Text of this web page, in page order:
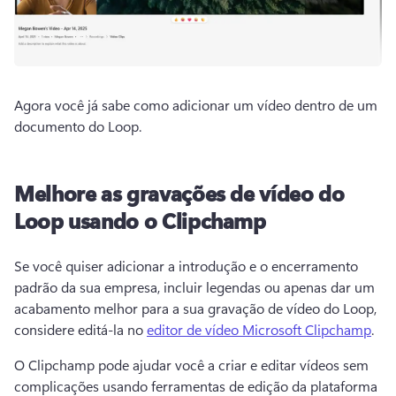
Agora você já sabe como adicionar um vídeo dentro de um
documento do Loop.
Melhore as gravações de vídeo do
Loop usando o Clipchamp
Se você quiser adicionar a introdução e o encerramento
padrão da sua empresa, incluir legendas ou apenas dar um
acabamento melhor para a sua gravação de vídeo do Loop,
considere editá-la no editor de vídeo Microsoft Clipchamp.
O Clipchamp pode ajudar você a criar e editar vídeos sem
complicações usando ferramentas de edição da plataforma